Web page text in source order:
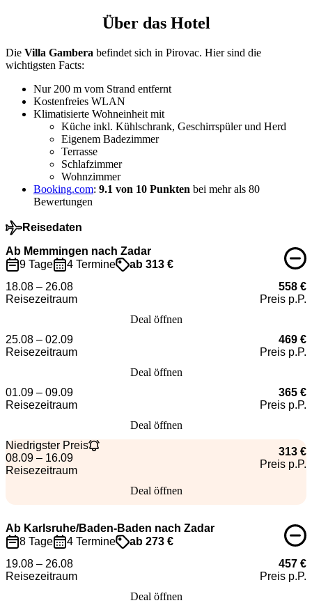
Über das Hotel
Die Villa Gambera befindet sich in Pirovac. Hier sind die
wichtigsten Facts:
Nur 200 m vom Strand entfernt
Kostenfreies WLAN
Klimatisierte Wohneinheit mit
Küche inkl. Kühlschrank, Geschirrspüler und Herd
Eigenem Badezimmer
Terrasse
Schlafzimmer
Wohnzimmer
Booking.com: 9.1 von 10 Punkten bei mehr als 80
Bewertungen
Reisedaten
Ab Memmingen nach Zadar
9 Tage
4 Termine
ab 313 €
18.08 – 26.08
Reisezeitraum
558 €
Preis p.P.
Deal öffnen
25.08 – 02.09
Reisezeitraum
469 €
Preis p.P.
Deal öffnen
01.09 – 09.09
Reisezeitraum
365 €
Preis p.P.
Deal öffnen
Niedrigster Preis
08.09 – 16.09
Reisezeitraum
313 €
Preis p.P.
Deal öffnen
Ab Karlsruhe/Baden-Baden nach Zadar
8 Tage
4 Termine
ab 273 €
19.08 – 26.08
Reisezeitraum
457 €
Preis p.P.
Deal öffnen